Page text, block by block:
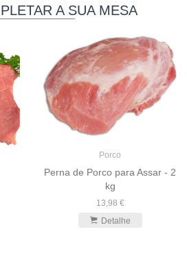
A SUA MESA
Porco
Perna de Porco para Assar - 2
kg
13,98 €
Detalhe